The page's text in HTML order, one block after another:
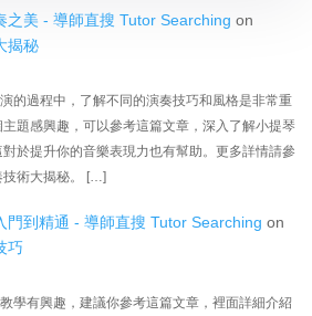
之美 - 導師直搜 Tutor Searching on
揭秘
的過程中，了解不同的演奏技巧和風格是非常重
題感興趣，可以參考這篇文章，深入了解小提琴
於提升你的音樂表現力也有幫助。更多詳情請參
技術大揭秘。 […]
門到精通 - 導師直搜 Tutor Searching on
巧
學有興趣，建議你參考這篇文章，裡面詳細介紹